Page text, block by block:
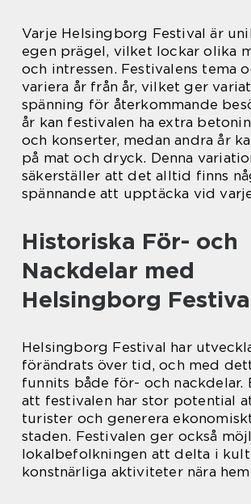
Varje Helsingborg Festival är
egen prägel, vilket lockar olika
och intressen. Festivalens tema
variera år från år, vilket ger
spänning för återkommande
år kan festivalen ha extra
och konserter, medan andra år
på mat och dryck. Denna
säkerställer att det alltid finns
spännande att upptäcka vid
Historiska För- och
Nackdelar med
Helsingborg
Helsingborg Festival har
förändrats över tid, och med
funnits både för- och nackdelar.
att festivalen har stor potential
turister och generera
staden. Festivalen ger också
lokalbefolkningen att delta i
konstnärliga aktiviteter nära